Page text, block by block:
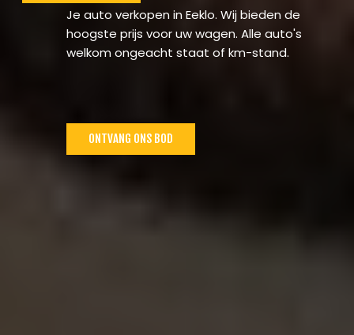
Je auto verkopen in Eeklo. Wij bieden de
hoogste prijs voor uw wagen. Alle auto's
welkom ongeacht staat of km-stand.
ONTVANG ONS BOD